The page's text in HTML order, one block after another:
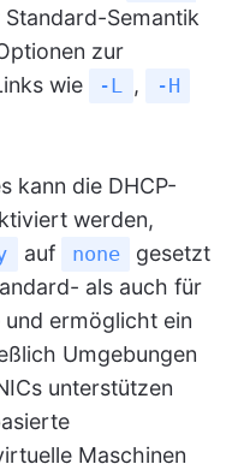
Semantik
zur
wie
-L , -H
kann die DHCP-
werden,
auf none
gesetzt
als auch für
ermöglicht ein
Umgebungen
unterstützen
Maschinen